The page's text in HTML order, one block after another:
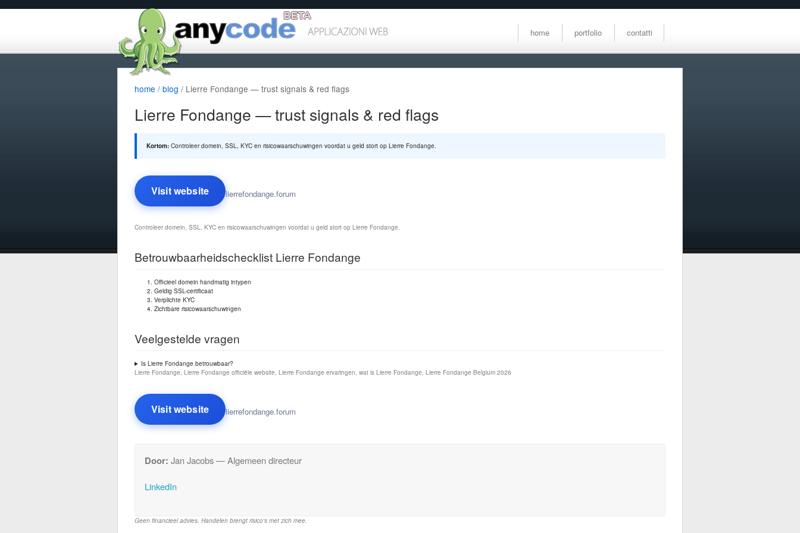
home portfolio contatti
home / blog / Lierre Fondange — trust signals & red flags
Lierre Fondange — trust signals & red flags
Kortom: Controleer domein, SSL, KYC en risicowaarschuwingen voordat u geld stort op Lierre Fondange.
Visit website lierrefondange.forum
Controleer domein, SSL, KYC en risicowaarschuwingen voordat u geld stort op Lierre Fondange.
Betrouwbaarheidschecklist Lierre Fondange
Officieel domein handmatig intypen
Geldig SSL-certificaat
Verplichte KYC
Zichtbare risicowaarschuwingen
Veelgestelde vragen
Is Lierre Fondange betrouwbaar?
Lierre Fondange, Lierre Fondange officiële website, Lierre Fondange ervaringen, wat is Lierre Fondange, Lierre Fondange Belgium 2026
Visit website lierrefondange.forum
Door: Jan Jacobs — Algemeen directeur
LinkedIn
Geen financieel advies. Handelen brengt risico's met zich mee.